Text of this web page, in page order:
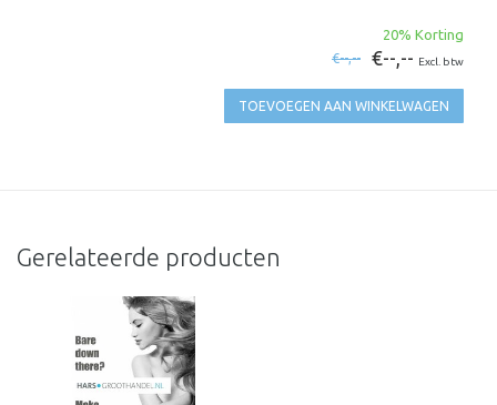
20% Korting
€--,-- Excl. btw
€--,--
TOEVOEGEN AAN WINKELWAGEN
Gerelateerde producten